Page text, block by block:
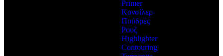
Primer
Κονσίλερ
Πούδρες
Ρουζ
Highlighter
Contouring